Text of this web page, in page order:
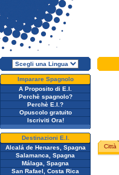
Imparare Spagnolo
A Proposito di E.I.
Perchè spagnolo?
Perchè E.I.?
Opuscolo gratuito
Iscriviti Ora!
Destinazioni E.I.
Alcalá de Henares, Spagna
Salamanca, Spagna
Málaga, Spagna
San Rafael, Costa Rica
Città